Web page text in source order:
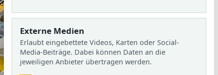
Externe Medien
Erlaubt eingebettete Videos, Karten oder Social-
Media-Beiträge. Dabei können Daten an die
jeweiligen Anbieter übertragen werden.